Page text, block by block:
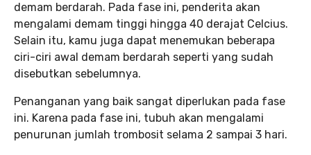
demam berdarah. Pada fase ini, penderita akan
mengalami demam tinggi hingga 40 derajat Celcius.
Selain itu, kamu juga dapat menemukan beberapa
ciri-ciri awal demam berdarah seperti yang sudah
disebutkan sebelumnya.
Penanganan yang baik sangat diperlukan pada fase
ini. Karena pada fase ini, tubuh akan mengalami
penurunan jumlah trombosit selama 2 sampai 3 hari.